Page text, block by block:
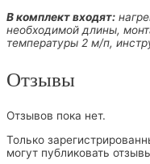
В комплект входят:
необходимой длины,
температуры 2 м/п,
Отзывы
Отзывов пока нет.
Только
могут публиковать